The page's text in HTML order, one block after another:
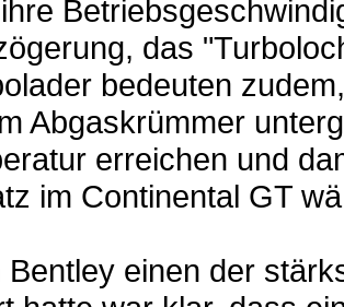
das
bedeuten
Abgaskrümmer
erreichen und
im Continental GT
Bentley einen der